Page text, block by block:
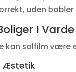
uden
I Varde
kan solfilm være
Æstetik